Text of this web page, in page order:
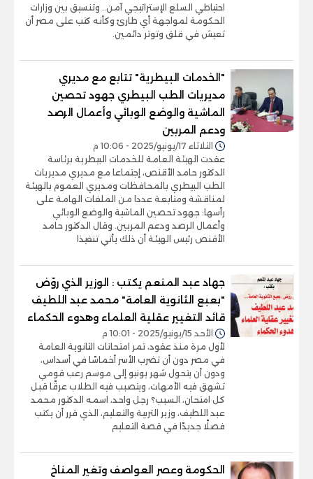
احتياطي السلع الإستراتيجي آمن.. وتنسيق بين وزارات
الحكومة لمواجهة أي طارئ وكأنه كتب على مصر أن
تعيش في قلق وتوتر دائمين.
"الخدمات البيطرية" تتابع مع مديري
مديريات الطب البيطري جهود تحصين
الماشية والوضع الوبائي وأعمال الرصد
ودعم المربين
الثلاثاء 17/يونيو/2025 - 10:06 م
عقدت الهيئة العامة للخدمات البيطرية برئاسة
الدكتور حامد الأقنص، إجتماعا مع مديري مديريات
الطب البيطري بالمحافظات ومديري العموم بالهيئة
لمناقشة ومتابعة عددا من الملفات الهامة على
رأسها: جهود تحصين الماشية والوضع الوبائي
وأعمال الرصد ودعم المربين. وقال الدكتور حامد
الأقنص رئيس الهيئة أن ذلك يأتي تنفيذا
جهاد عبد المنعم يكتب : الوزير الذي روّض
"بعبع الثانوية العامة" محمد عبد اللطيف
قائد التغيير عقلية العلماء وهدوء الحكماء
الأحد 15/يونيو/2025 - 10:01 م
لأول مرة منذ عقود، تمر امتحانات الثانوية العامة
في مصر دون أن تضرب الأسر أخماسًا في أسداس،
ودون أن يتحول شهر يونيو إلى موسم رعب قومي
تشهق فيه الأمهات، ويتصبب فيه الطلاب عرقًا قبل
كل امتحان، السبب؟ رجل واحد، اسمه الدكتور محمد
عبد اللطيف، وزير التربية والتعليم، الذي قرر أن يكتب
فصلًا جديدًا في قصة التعليم
الحكومة وعصر العواصف وتغير المناخ